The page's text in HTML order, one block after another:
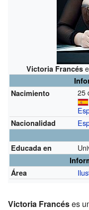
Victoria Francés
Nacimiento
25
Nacionalidad
Educada en
Área
Victoria Francéses